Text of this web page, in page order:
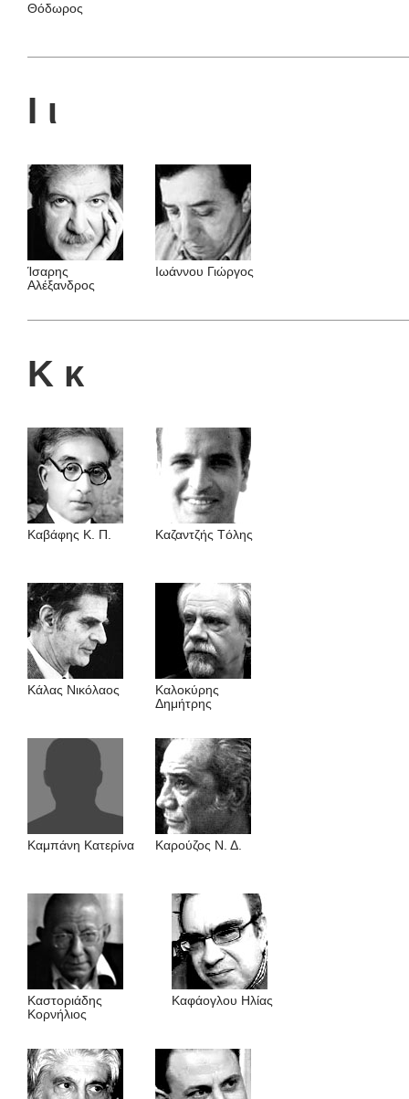
Θόδωρος
Ι ι
Ίσαρης
Αλέξανδρος
Ιωάννου Γιώργος
Κ κ
Καβάφης Κ. Π. Καζαντζής Tόλης
Κάλας Νικόλαος
Καλοκύρης
Δημήτρης
Καμπάνη Κατερίνα Καρούζος Ν. Δ.
Καστοριάδης
Κορνήλιος
Καφάογλου Ηλίας